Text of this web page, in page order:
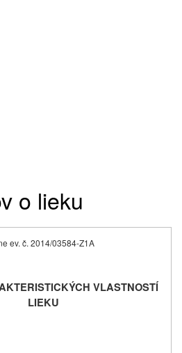
o lieku
ev. č. 2014/03584-Z1A
VLASTNOSTÍ
LIEKU